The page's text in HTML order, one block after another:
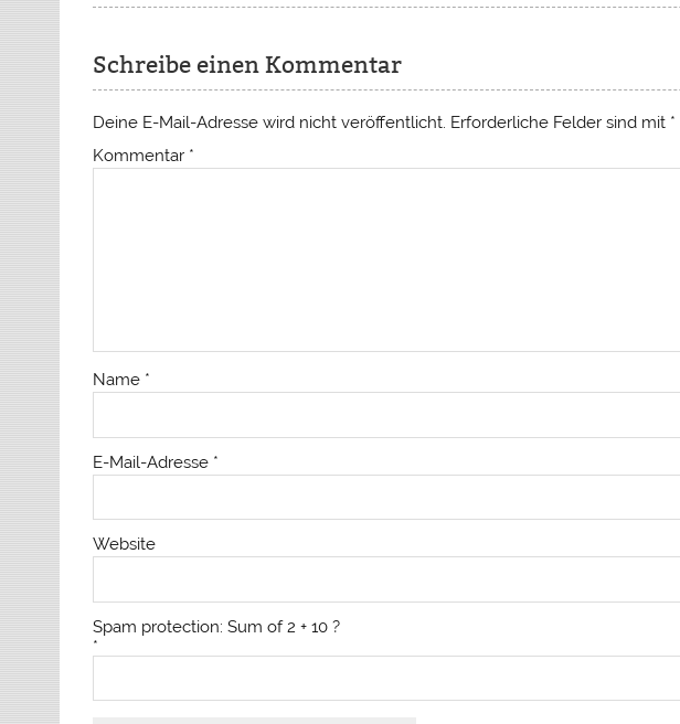
Schreibe einen Kommentar
Deine E-Mail-Adresse wird nicht veröffentlicht. Erforderliche Felder sind mit *
Kommentar *
Name *
E-Mail-Adresse *
Website
Spam protection: Sum of 2 + 10 ?
*